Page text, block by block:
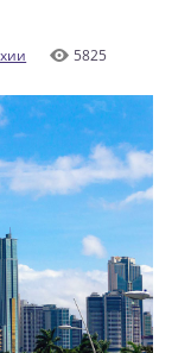
5825